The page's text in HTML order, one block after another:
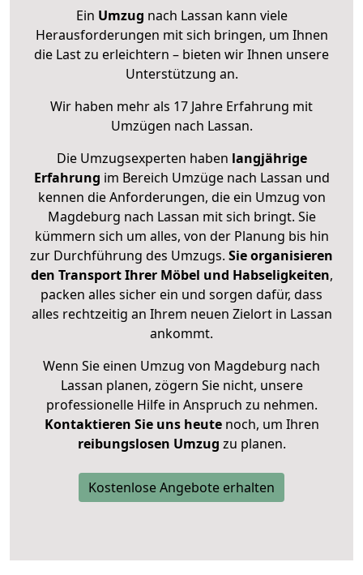
Ein Umzug nach Lassan kann viele
Herausforderungen mit sich bringen, um Ihnen
die Last zu erleichtern – bieten wir Ihnen unsere
Unterstützung an.
Wir haben mehr als 17 Jahre Erfahrung mit
Umzügen nach Lassan.
Die Umzugsexperten haben langjährige
Erfahrung im Bereich Umzüge nach Lassan und
kennen die Anforderungen, die ein Umzug von
Magdeburg nach Lassan mit sich bringt. Sie
kümmern sich um alles, von der Planung bis hin
zur Durchführung des Umzugs. Sie organisieren
den Transport Ihrer Möbel und Habseligkeiten,
packen alles sicher ein und sorgen dafür, dass
alles rechtzeitig an Ihrem neuen Zielort in Lassan
ankommt.
Wenn Sie einen Umzug von Magdeburg nach
Lassan planen, zögern Sie nicht, unsere
professionelle Hilfe in Anspruch zu nehmen.
Kontaktieren Sie uns heutenoch, um Ihren
reibungslosen Umzug zu planen.
Kostenlose Angebote erhalten